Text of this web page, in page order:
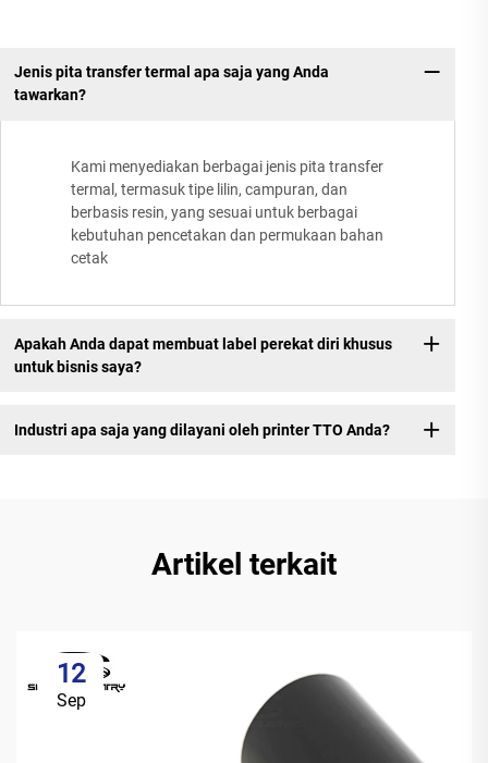
Jenis pita transfer termal apa saja yang Anda
tawarkan?
Kami menyediakan berbagai jenis pita transfer
termal, termasuk tipe lilin, campuran, dan
berbasis resin, yang sesuai untuk berbagai
kebutuhan pencetakan dan permukaan bahan
cetak
Apakah Anda dapat membuat label perekat diri khusus
untuk bisnis saya?
Industri apa saja yang dilayani oleh printer TTO Anda?
Artikel terkait
12
Sep